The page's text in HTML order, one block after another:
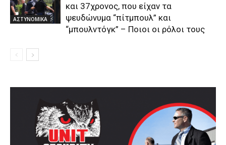
ΑΣΤΥΝΟΜΙΚΑ
και 37χρονος, που είχαν τα
ψευδώνυμα “πίτμπουλ” και
“μπουλντόγκ” – Ποιοι οι ρόλοι τους